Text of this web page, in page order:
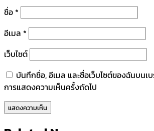
ชื่อ *
อีเมล *
เว็บไซต์
บันทึกชื่อ, อีเมล และชื่อเว็บไซต์ของฉันบนเ
การแสดงความเห็นครั้งถัดไป